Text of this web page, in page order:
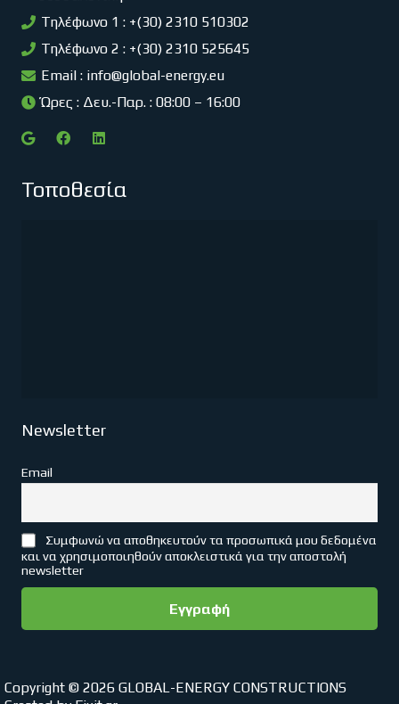
Τηλέφωνο 1 : +(30) 2310 510302
Τηλέφωνο 2 : +(30) 2310 525645
Email : info@global-energy.eu
Ώρες : Δευ.-Παρ. : 08:00 – 16:00
Τοποθεσία
Newsletter
Email
Συμφωνώ να αποθηκευτούν τα προσωπικά μου δεδομένα
και να χρησιμοποιηθούν αποκλειστικά για την αποστολή
newsletter
Copyright © 2026 GLOBAL-ENERGY CONSTRUCTIONS